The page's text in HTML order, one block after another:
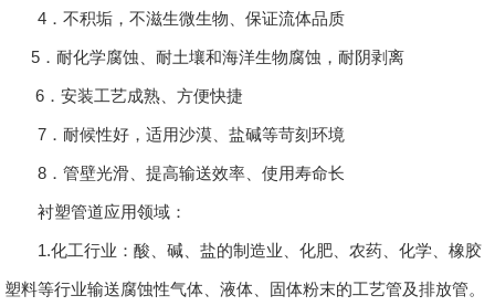
4．不积垢，不滋生微生物、保证流体品质
5．耐化学腐蚀、耐土壤和海洋生物腐蚀，耐阴剥离
6．安装工艺成熟、方便快捷
7．耐候性好，适用沙漠、盐碱等苛刻环境
8．管壁光滑、提高输送效率、使用寿命长
衬塑管道应用领域：
1.化工行业：酸、碱、盐的制造业、化肥、农药、化学、橡胶
塑料等行业输送腐蚀性气体、液体、固体粉末的工艺管及排放管。